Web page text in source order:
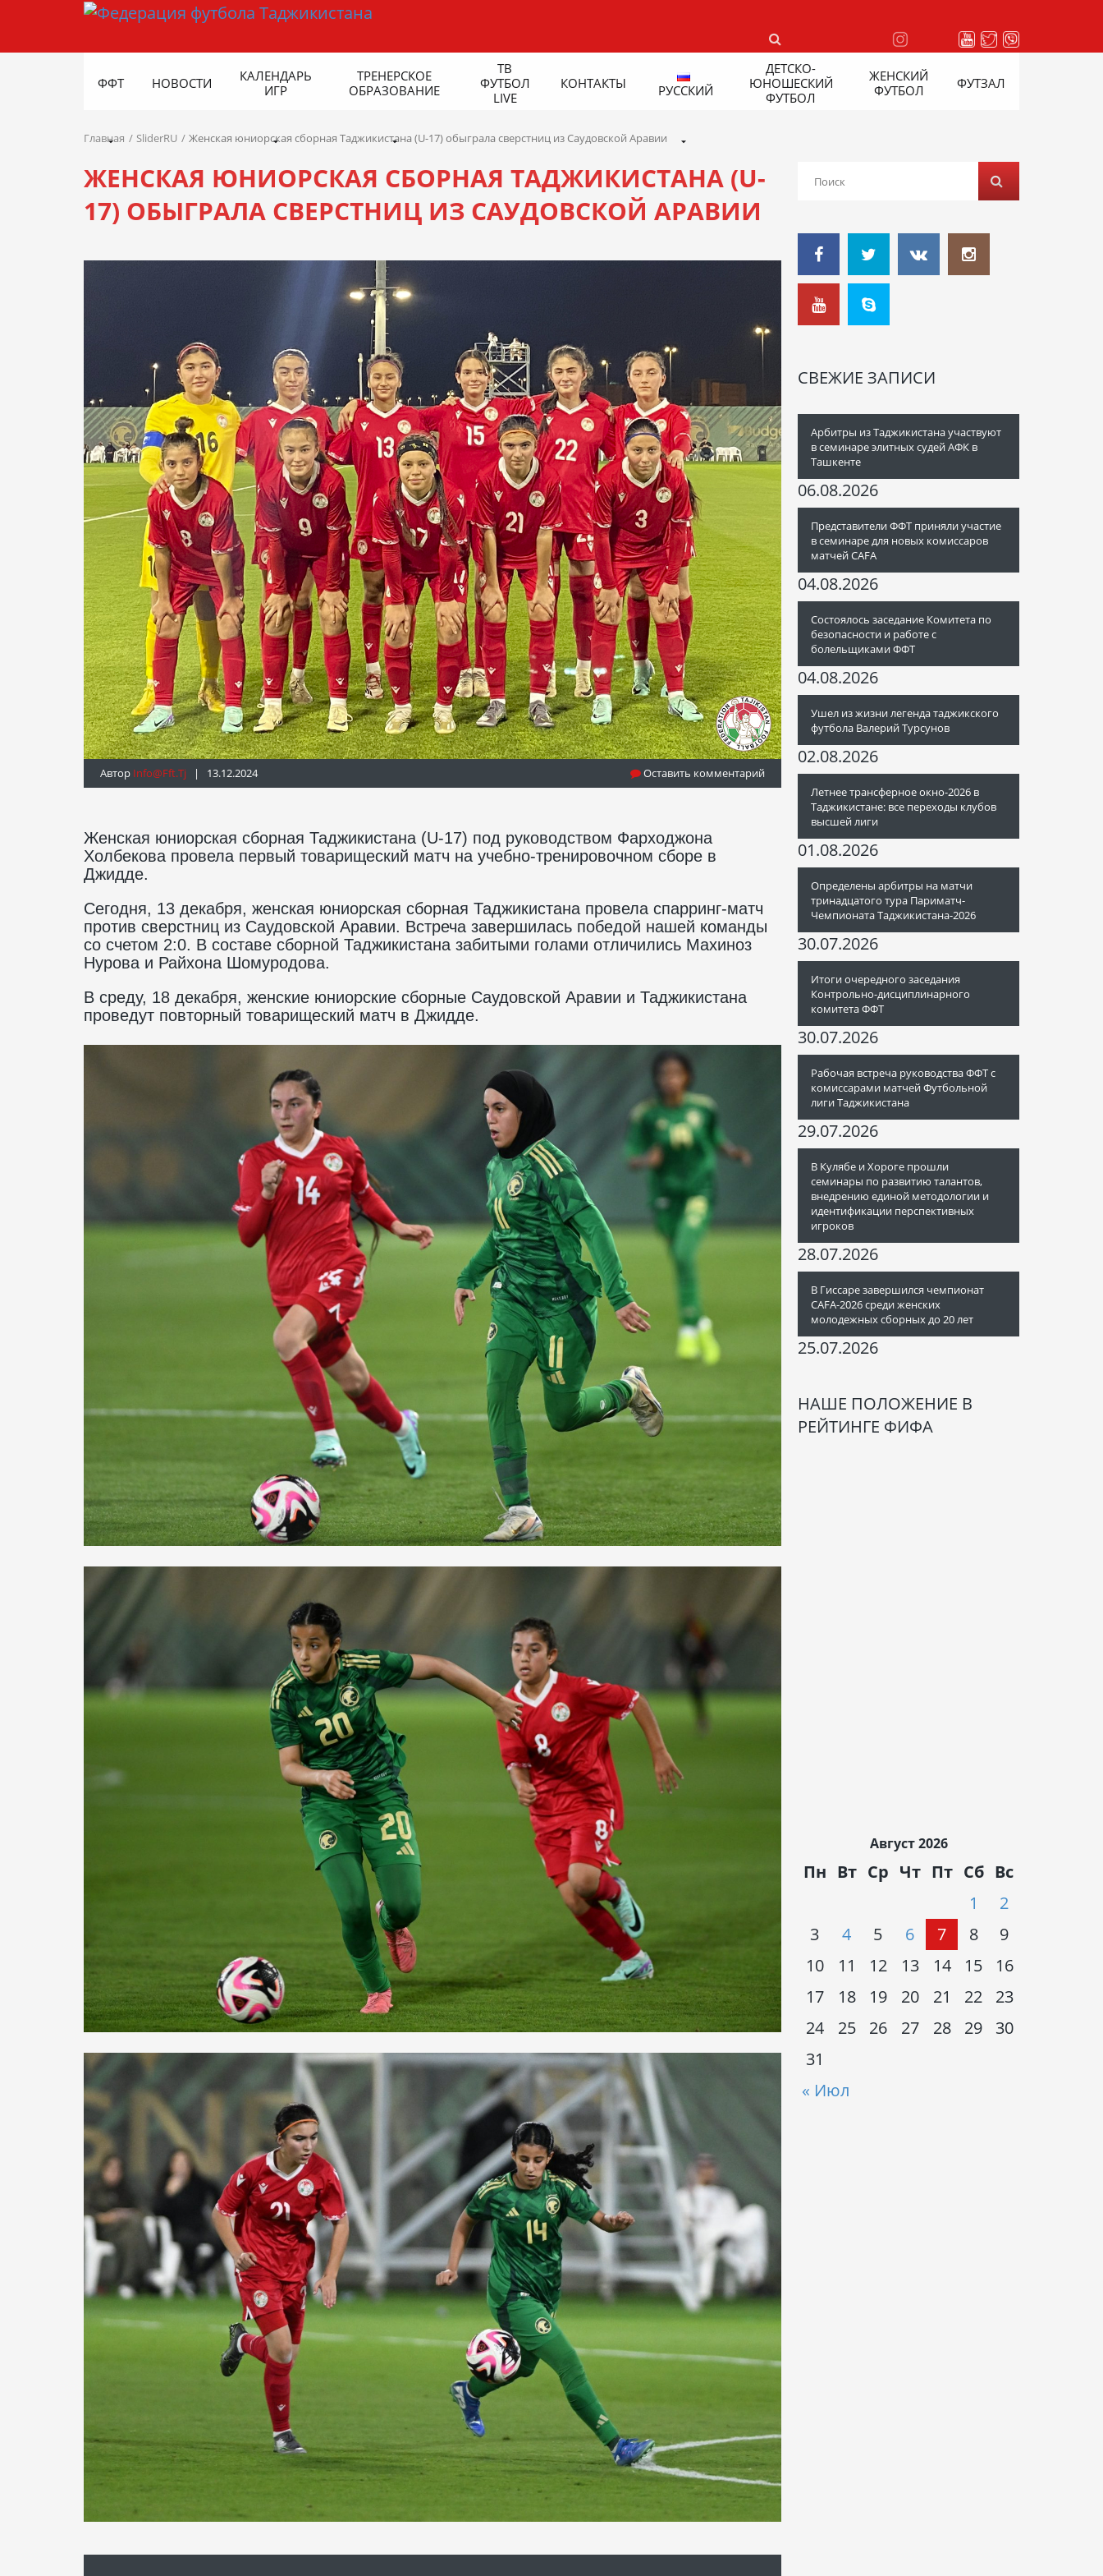
ФФТ НОВОСТИ
КАЛЕНДАРЬ
ИГР
ТРЕНЕРСКОЕ
ОБРАЗОВАНИЕ
ТВ
ФУТБОЛ
LIVE
КОНТАКТЫ РУССКИЙ
ДЕТСКО-
ЮНОШЕСКИЙ
ФУТБОЛ
ЖЕНСКИЙ
ФУТБОЛ
ФУТЗАЛ
Главная SliderRU Женская юниорская сборная Таджикистана (U-17) обыграла сверстниц из Саудовской Аравии
ЖЕНСКАЯ ЮНИОРСКАЯ СБОРНАЯ ТАДЖИКИСТАНА (U-
17) ОБЫГРАЛА СВЕРСТНИЦ ИЗ САУДОВСКОЙ АРАВИИ
Автор Info@fft.tj | 13.12.2024 Оставить комментарий
Женская юниорская сборная Таджикистана (U-17) под руководством Фарходжона
Холбекова провела первый товарищеский матч на учебно-тренировочном сборе в
Джидде.
Сегодня, 13 декабря, женская юниорская сборная Таджикистана провела спарринг-матч
против сверстниц из Саудовской Аравии. Встреча завершилась победой нашей команды
со счетом 2:0. В составе сборной Таджикистана забитыми голами отличились Махиноз
Нурова и Райхона Шомуродова.
В среду, 18 декабря, женские юниорские сборные Саудовской Аравии и Таджикистана
проведут повторный товарищеский матч в Джидде.
СВЕЖИЕ ЗАПИСИ
Арбитры из Таджикистана участвуют
в семинаре элитных судей АФК в
Ташкенте
06.08.2026
Представители ФФТ приняли участие
в семинаре для новых комиссаров
матчей CAFA
04.08.2026
Состоялось заседание Комитета по
безопасности и работе с
болельщиками ФФТ
04.08.2026
Ушел из жизни легенда таджикского
футбола Валерий Турсунов
02.08.2026
Летнее трансферное окно-2026 в
Таджикистане: все переходы клубов
высшей лиги
01.08.2026
Определены арбитры на матчи
тринадцатого тура Париматч-
Чемпионата Таджикистана-2026
30.07.2026
Итоги очередного заседания
Контрольно-дисциплинарного
комитета ФФТ
30.07.2026
Рабочая встреча руководства ФФТ с
комиссарами матчей Футбольной
лиги Таджикистана
29.07.2026
В Кулябе и Хороге прошли
семинары по развитию талантов,
внедрению единой методологии и
идентификации перспективных
игроков
28.07.2026
В Гиссаре завершился чемпионат
CAFA-2026 среди женских
молодежных сборных до 20 лет
25.07.2026
НАШЕ ПОЛОЖЕНИЕ В
РЕЙТИНГЕ ФИФА
Август 2026
Пн Вт Ср Чт Пт Сб Вс
« Июл
1
2
3
4 5 6 7 8
9
10
11 12 13 14 15
16
17
18 19 20 21 22
23
24
25 26 27 28 29
30
31